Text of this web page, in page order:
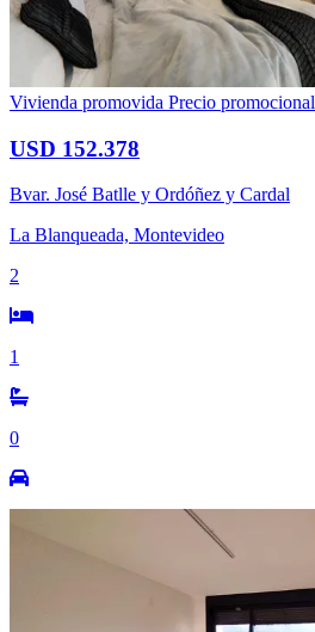
Vivienda promovida Precio promocional
USD 152.378
Bvar. José Batlle y Ordóñez y Cardal
La Blanqueada, Montevideo
2
1
0